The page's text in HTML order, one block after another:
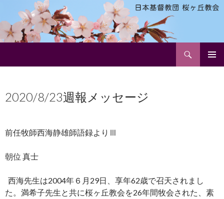
ン
キ
プ
2020/8/23週報メッセージ
前任牧師西海静雄師語録よりⅢ
朝位 真士
西海先生は2004年６月29日、享年62歳で召天されまし
た。満希子先生と共に桜ヶ丘教会を26年間牧会された、素